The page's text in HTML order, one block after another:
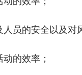
的安全以及对
的效率；